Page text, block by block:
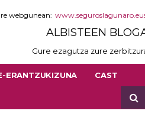
webgunean:
ALBISTEEN
Gure ezagutza zure
ERANTZUKIZUNA CAST